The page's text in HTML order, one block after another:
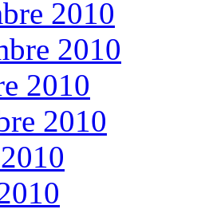
2010
2010
2010
2010